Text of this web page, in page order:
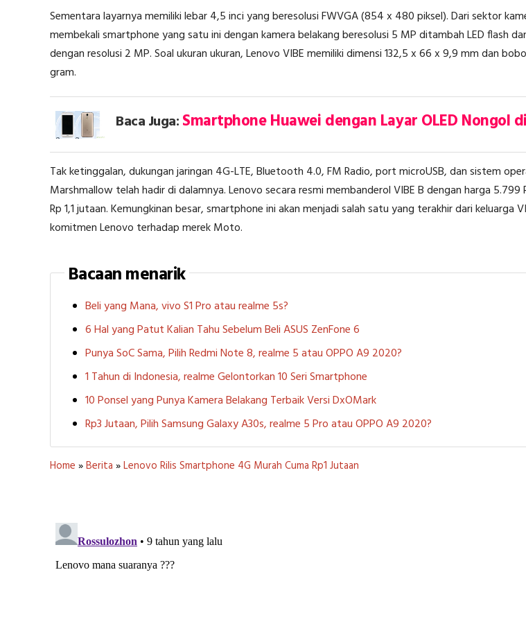
Sementara layarnya memiliki lebar 4,5 inci yang beresolusi FWVGA (854 x 480 piksel). Dari sektor
membekali smartphone yang satu ini dengan kamera belakang beresolusi 5 MP ditambah LED flash
dengan resolusi 2 MP. Soal ukuran ukuran, Lenovo VIBE memiliki dimensi 132,5 x 66 x 9,9 mm dan
gram.
Baca Juga:Smartphone Huawei dengan Layar OLED Nongol
Tak ketinggalan, dukungan jaringan 4G-LTE, Bluetooth 4.0, FM Radio, port microUSB, dan sistem
Marshmallow telah hadir di dalamnya. Lenovo secara resmi membanderol VIBE B dengan harga 5.799
Rp 1,1 jutaan. Kemungkinan besar, smartphone ini akan menjadi salah satu yang terakhir dari keluarga
komitmen Lenovo terhadap merek Moto.
Bacaan menarik
Beli yang Mana, vivo S1 Pro atau realme 5s?
6 Hal yang Patut Kalian Tahu Sebelum Beli ASUS ZenFone 6
Punya SoC Sama, Pilih Redmi Note 8, realme 5 atau OPPO A9 2020?
1 Tahun di Indonesia, realme Gelontorkan 10 Seri Smartphone
10 Ponsel yang Punya Kamera Belakang Terbaik Versi DxOMark
Rp3 Jutaan, Pilih Samsung Galaxy A30s, realme 5 Pro atau OPPO A9 2020?
Home »Berita »Lenovo Rilis Smartphone 4G Murah Cuma Rp1 Jutaan